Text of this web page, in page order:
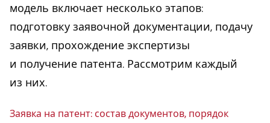
модель включает несколько этапов:
подготовку заявочной документации, подачу
заявки, прохождение экспертизы
и получение патента. Рассмотрим каждый
из них.
Заявка на патент: состав до­ку­мен­тов, порядок